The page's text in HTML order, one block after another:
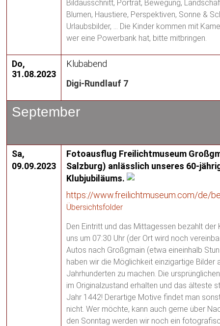
Bildausschnitt, Porträt, Bewegung,
Blumen, Haustiere, Perspektiven, Sonne &
Urlaubsbilder, … Die Kinder kommen mit
wer eine Powerbank hat, bitte mitbringen.
Do,
31.08.2023
Klubabend
Digi-Rundlauf 7
September
Sa,
09.09.2023
Fotoausflug Freilichtmuseum
Salzburg) anlässlich unseres 60-
Klubjubiläums.
https://www.freilichtmuseum.com/de/
Übersichtsfolder
Den Eintritt und das Mittagessen bezahlt der
uns um 07:30 Uhr (der Ort wird noch
Autos nach Großgmain (etwa eineinhalb
haben wir die Möglichkeit einzigartige Bilder
Jahrhunderten zu machen. Die
im Originalzustand erhalten und das älteste
Jahr 1442! Derartige Motive findet man
nicht. Wer möchte, kann auch gerne über
den Sonntag werden wir noch ein